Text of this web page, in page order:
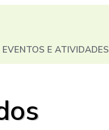
EVENTOS E ATIVIDADES